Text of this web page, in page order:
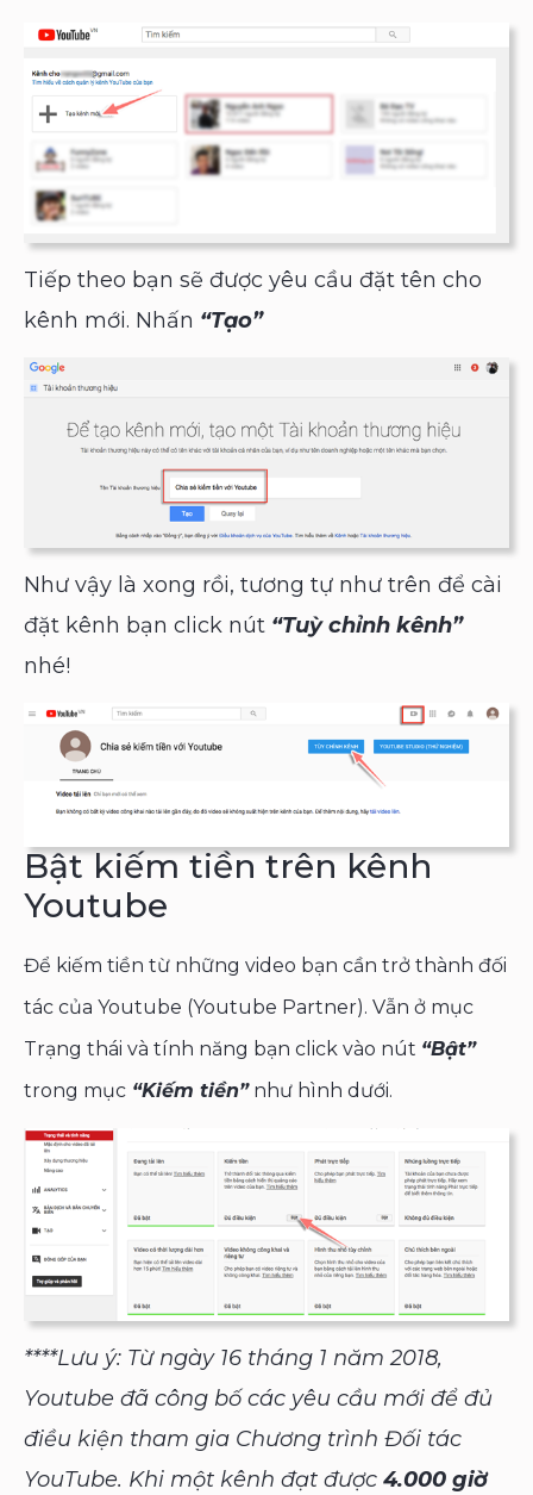
Tiếp theo bạn sẽ được yêu cầu đặt tên cho
kênh mới. Nhấn “Tạo”
Như vậy là xong rồi, tương tự như trên để cài
đặt kênh bạn click nút “Tuỳ chỉnh kênh”
nhé!
Bật kiếm tiền trên kênh
Youtube
Để kiếm tiền từ những video bạn cần trở thành đối
tác của Youtube (Youtube Partner). Vẫn ở mục
Trạng thái và tính năng bạn click vào nút “Bật”
trong mục “Kiếm tiền”như hình dưới.
****Lưu ý: Từ ngày 16 tháng 1 năm 2018,
Youtube đã công bố các yêu cầu mới để đủ
điều kiện tham gia Chương trình Đối tác
YouTube. Khi một kênh đạt được 4.000 giờ